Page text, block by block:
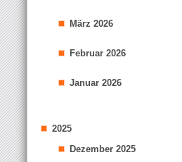
März 2026
Februar 2026
Januar 2026
2025
Dezember 2025